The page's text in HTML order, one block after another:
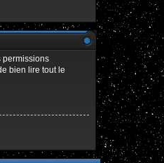
permissions
bien lire tout le